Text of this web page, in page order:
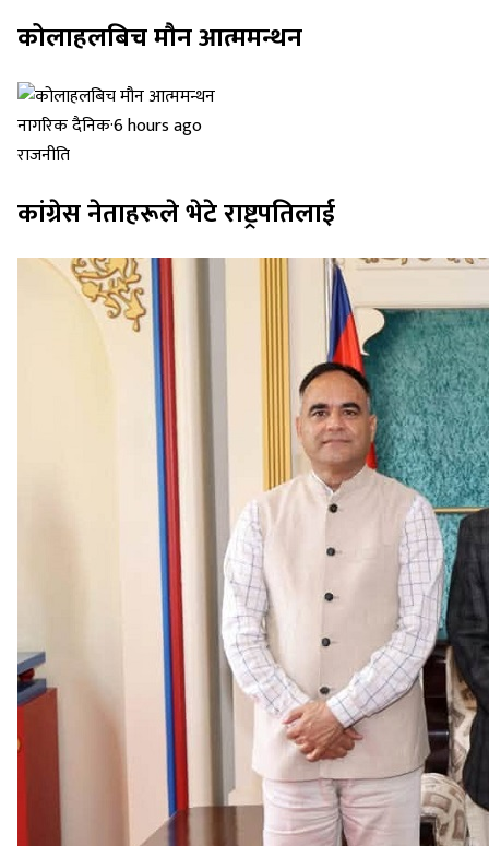
कोलाहलबिच मौन आत्ममन्थन
नागरिक दैनिक·6 hours ago
राजनीति
कांग्रेस नेताहरूले भेटे राष्ट्रपतिलाई